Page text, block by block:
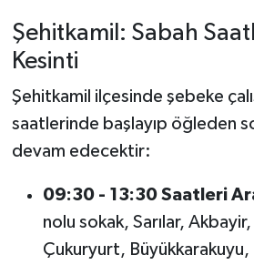
Şehitkamil: Sabah
Kesinti
Şehitkamil ilçesinde şebeke
saatlerinde başlayıp öğleden
devam edecektir:
09:30 - 13:30 Saatleri
nolu sokak, Sarılar,
Çukuryurt,